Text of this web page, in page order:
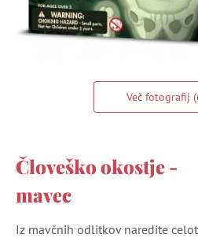
Več fotografij
Človeško okostje -
mavec
Iz mavčnih odlitkov naredite